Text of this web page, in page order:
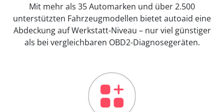
Mit mehr als 35 Automarken und über 2.500
unterstützten Fahrzeugmodellen bietet autoaid eine
Abdeckung auf Werkstatt-Niveau – nur viel günstiger
als bei vergleichbaren OBD2-Diagnosegeräten.